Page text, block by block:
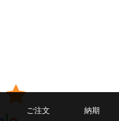
ご注文 納期